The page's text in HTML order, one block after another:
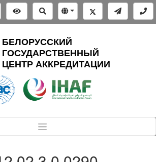
БЕЛОРУССКИЙ
ГОСУДАРСТВЕННЫЙ
ЦЕНТР АККРЕДИТАЦИИ